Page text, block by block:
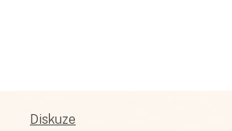
Diskuze